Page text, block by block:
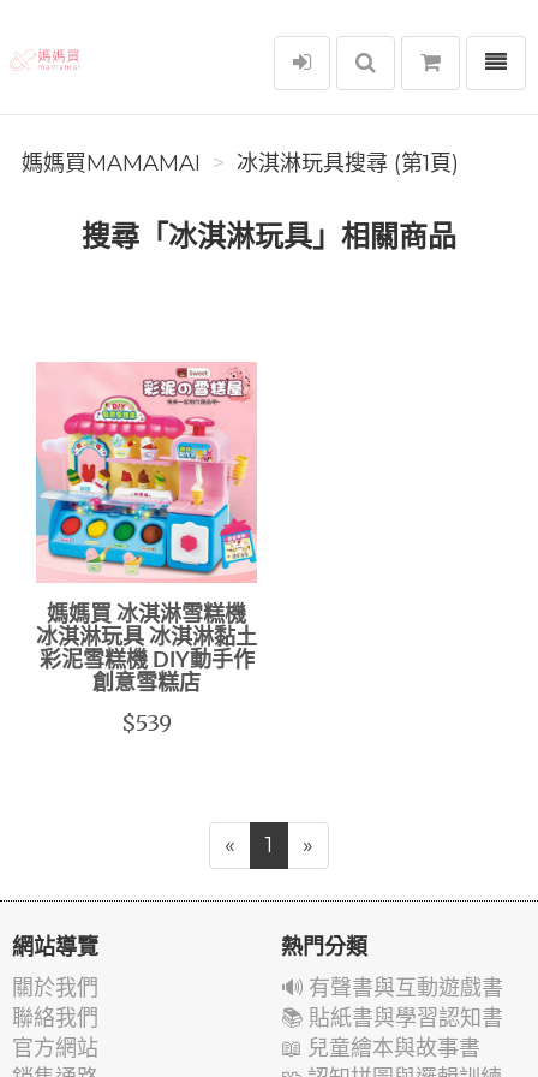
媽媽買MAMAMAI
選單
媽媽買MAMAMAI 冰淇淋玩具搜尋 (第1頁)
搜尋「冰淇淋玩具」相關商品
媽媽買 冰淇淋雪糕機
冰淇淋玩具 冰淇淋黏土
彩泥雪糕機 DIY動手作
創意雪糕店
$539
« 1 »
網站導覽
關於我們
聯絡我們
官方網站
熱門分類
🔊 有聲書與互動遊戲書
📚 貼紙書與學習認知書
📖 兒童繪本與故事書